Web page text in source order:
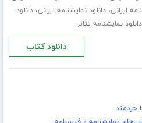
ایرانی،دانلود نمایشنامه ایرانی،دانلود
دانلود نمایشنامه تئاتر
دانلود کتاب
خردمند